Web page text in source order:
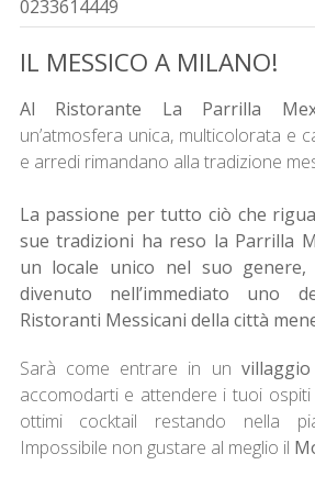
0233614449
IL MESSICO A MILANO!
Al Ristorante La Parrilla
un’atmosfera unica, multicolorata e
e arredi rimandano alla tradizione
La passione per tutto ciò che
sue tradizioni ha reso la Parrilla
un locale unico nel suo
divenuto nell’immediato uno
Ristoranti Messicani della città
Sarà come entrare in un
accomodarti e attendere i tuoi
ottimi cocktail restando nella
Impossibile non gustare al meglio il